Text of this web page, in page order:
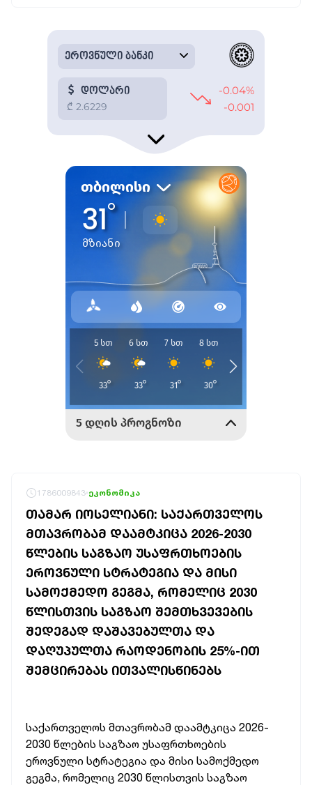
1786009843 ეკონომიკა
ᲗᲐᲛᲐᲠ ᲘᲝᲡᲔᲚᲘᲐᲜᲘ: ᲡᲐᲥᲐᲠᲗᲕᲔᲚᲝᲡ
ᲛᲗᲐᲕᲠᲝᲑᲐᲛ ᲓᲐᲐᲛᲢᲙᲘᲪᲐ 2026-2030
ᲬᲚᲔᲑᲘᲡ ᲡᲐᲒᲖᲐᲝ ᲣᲡᲐᲤᲠᲗᲮᲝᲔᲑᲘᲡ
ᲔᲠᲝᲕᲜᲣᲚᲘ ᲡᲢᲠᲐᲢᲔᲒᲘᲐ ᲓᲐ ᲛᲘᲡᲘ
ᲡᲐᲛᲝᲥᲛᲔᲓᲝ ᲒᲔᲒᲛᲐ, ᲠᲝᲛᲔᲚᲘᲪ 2030
ᲬᲚᲘᲡᲗᲕᲘᲡ ᲡᲐᲒᲖᲐᲝ ᲨᲔᲛᲗᲮᲕᲔᲕᲔᲑᲘᲡ
ᲨᲔᲓᲔᲒᲐᲓ ᲓᲐᲨᲐᲕᲔᲑᲣᲚᲗᲐ ᲓᲐ
ᲓᲐᲦᲣᲞᲣᲚᲗᲐ ᲠᲐᲝᲓᲔᲜᲝᲑᲘᲡ 25%-ᲘᲗ
ᲨᲔᲛᲪᲘᲠᲔᲑᲐᲡ ᲘᲗᲕᲐᲚᲘᲡᲬᲘᲜᲔᲑᲡ
საქართველოს მთავრობამ დაამტკიცა 2026-
2030 წლების საგზაო უსაფრთხოების
ეროვნული სტრატეგია და მისი სამოქმედო
გეგმა, რომელიც 2030 წლისთვის საგზაო